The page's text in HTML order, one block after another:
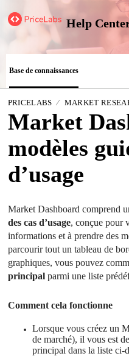
Help
Base de connaissances
PRICELABS MARKET
Market
modèles
d’usage
Market Dashboard comprend
des cas d’usage, conçue pour
informations et à prendre des
parcourir tout un tableau de
graphiques, vous pouvez
principal parmi une liste
Comment cela fonctionne
Lorsque vous créez un
de marché), il vous est
principal dans la liste ci-